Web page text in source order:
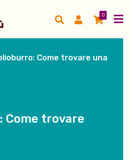
0
Come trovare una
Come trovare